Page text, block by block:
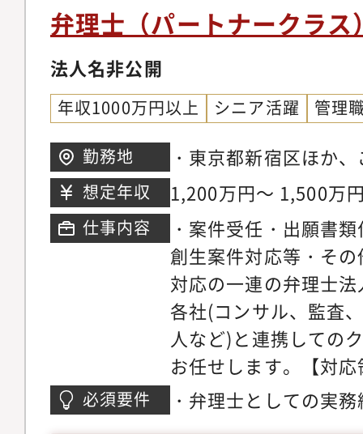
法律事務所では紛争
は扱わないタスクに
業務を通じて、クラ
ことへの貢献を直に
す。・自身の得意分
会が多くあるため、
た方はもとより、グ
実務を経験したい方
提供されます。・多
き、検討する必要が
くの時間や労力が必
し、その分の努力は
で、業務に掛けるモ
弁理士（パートナークラス
法人名非公開
年収1000万円以上 シニア活躍 管理
勤務地
・東京都新宿区ほか
に支店開設可能。※東
どは随時対応いただ
想定年収 1,200万円～ 1,500万
仕事内容
・案件受任・出願書
創生案件対応等・そ
対応の一連の弁理士
各社(コンサル、監査
人など)と連携しての
お任せします。【対
特に絞っておらず、
必須要件
・弁理士としての実